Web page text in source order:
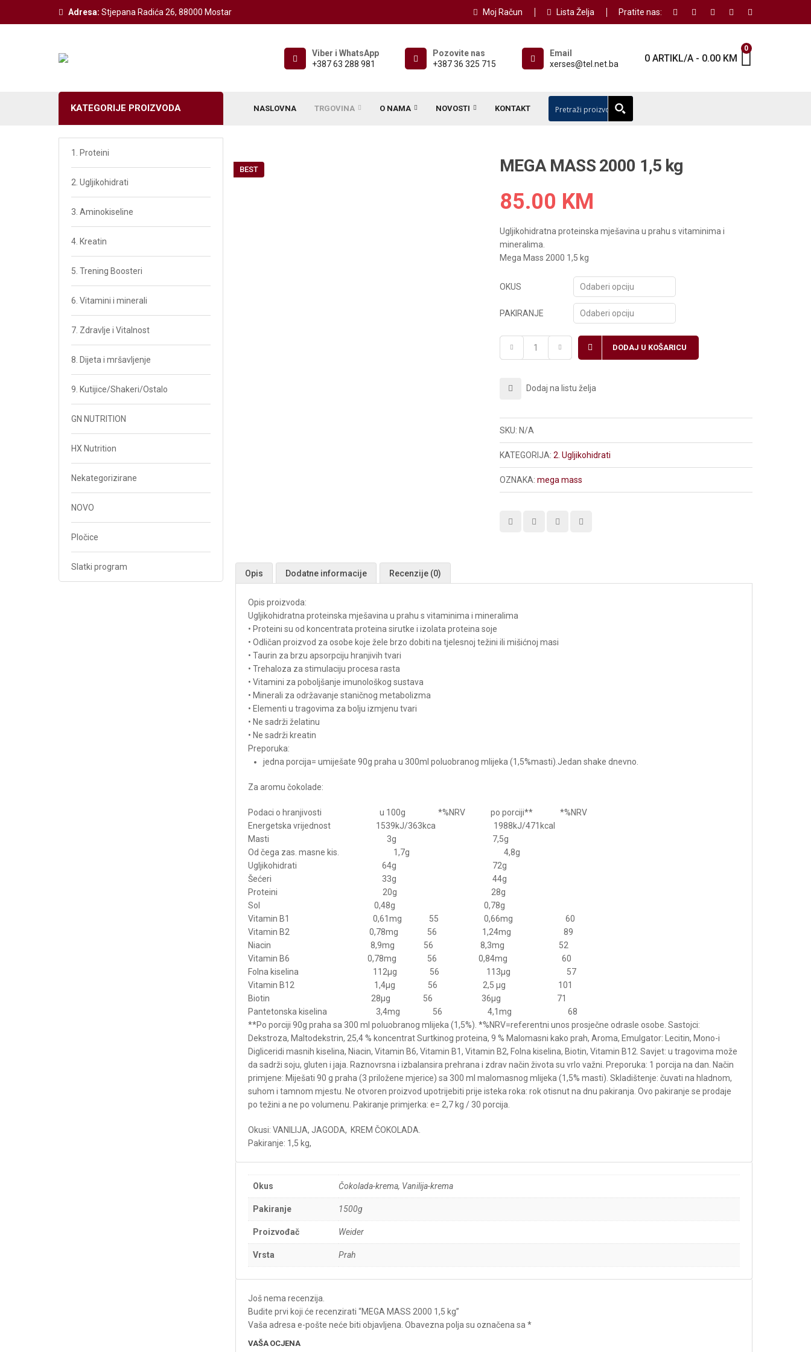
Adresa: Stjepana Radića 26, 88000 Mostar Moj Račun Lista Želja Pratite nas:
Viber i WhatsApp
+387 63 288 981
Pozovite nas
+387 36 325 715
Email
xerses@tel.net.ba
0 ARTIKL/A - 0.00 KM
0
KATEGORIJE PROIZVODA NASLOVNA TRGOVINA
Weider Izdvojeno
Z-Konzept Izdvojeno
O NAMA NOVOSTI KONTAKT
BEST MEGA MASS 2000 1,5 kg
85.00 KM
Ugljikohidratna proteinska mješavina u prahu s vitaminima i
mineralima.
Mega Mass 2000 1,5 kg
OKUS
PAKIRANJE
DODAJ U KOŠARICU
Dodaj na listu želja
SKU: N/A
KATEGORIJA:2. Ugljikohidrati
OZNAKA:mega mass
Opis Dodatne informacije Recenzije (0)
Opis proizvoda:
Ugljikohidratna proteinska mješavina u prahu s vitaminima i mineralima
• Proteini su od koncentrata proteina sirutke i izolata proteina soje
• Odličan proizvod za osobe koje žele brzo dobiti na tjelesnoj težini ili mišićnoj masi
• Taurin za brzu apsorpciju hranjivih tvari
• Trehaloza za stimulaciju procesa rasta
• Vitamini za poboljšanje imunološkog sustava
• Minerali za održavanje staničnog metabolizma
• Elementi u tragovima za bolju izmjenu tvari
• Ne sadrži želatinu
• Ne sadrži kreatin
Preporuka:
jedna porcija= umiješate 90g praha u 300ml poluobranog mlijeka (1,5%masti).Jedan shake dnevno.
Za aromu čokolade:
Podaci o hranjivosti u 100g *%NRV po porciji** *%NRV
Energetska vrijednost 1539kJ/363kca 1988kJ/471kcal
Masti 3g 7,5g
Od čega zas. masne kis. 1,7g 4,8g
Ugljikohidrati 64g 72g
Šećeri 33g 44g
Proteini 20g 28g
Sol 0,48g 0,78g
Vitamin B1 0,61mg 55 0,66mg 60
Vitamin B2 0,78mg 56 1,24mg 89
Niacin 8,9mg 56 8,3mg 52
Vitamin B6 0,78mg 56 0,84mg 60
Folna kiselina 112µg 56 113µg 57
Vitamin B12 1,4µg 56 2,5 µg 101
Biotin 28µg 56 36µg 71
Pantetonska kiselina 3,4mg 56 4,1mg 68
**Po porciji 90g praha sa 300 ml poluobranog mlijeka (1,5%). *%NRV=referentni unos prosječne odrasle osobe. Sastojci:
Dekstroza, Maltodekstrin, 25,4 % koncentrat Surtkinog proteina, 9 % Malomasni kako prah, Aroma, Emulgator: Lecitin, Mono-i
Digliceridi masnih kiselina, Niacin, Vitamin B6, Vitamin B1, Vitamin B2, Folna kiselina, Biotin, Vitamin B12. Savjet: u tragovima može
da sadrži soju, gluten i jaja. Raznovrsna i izbalansira prehrana i zdrav način života su vrlo važni. Preporuka: 1 porcija na dan. Način
primjene: Miješati 90 g praha (3 priložene mjerice) sa 300 ml malomasnog mlijeka (1,5% masti). Skladištenje: čuvati na hladnom,
suhom i tamnom mjestu. Ne otvoren proizvod upotrijebiti prije isteka roka: rok otisnut na dnu pakiranja. Ovo pakiranje se prodaje
po težini a ne po volumenu. Pakiranje primjerka: e= 2,7 kg / 30 porcija.
Okusi: VANILIJA, JAGODA, KREM ČOKOLADA.
Pakiranje: 1,5 kg,
Okus Čokolada-krema, Vanilija-krema
Pakiranje 1500g
Proizvođač Weider
Vrsta Prah
Još nema recenzija.
Budite prvi koji će recenzirati “MEGA MASS 2000 1,5 kg”
Vaša adresa e-pošte neće biti objavljena. Obavezna polja su označena sa *
VAŠA OCJENA
1. Proteini
2. Ugljikohidrati
3. Aminokiseline
4. Kreatin
5. Trening Boosteri
6. Vitamini i minerali
7. Zdravlje i Vitalnost
8. Dijeta i mršavljenje
9. Kutijice/Shakeri/Ostalo
GN NUTRITION
HX Nutrition
Nekategorizirane
NOVO
Pločice
Slatki program